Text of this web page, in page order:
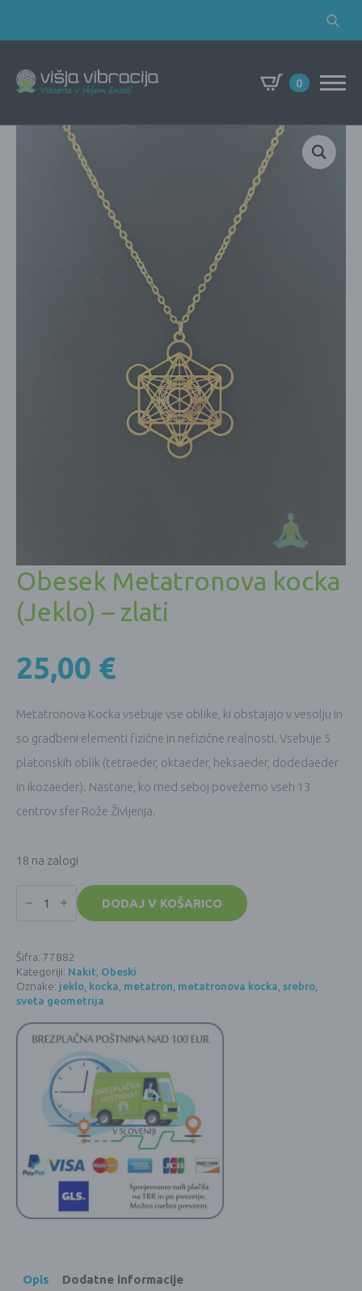
Search
0
Obesek Metatronova kocka
(Jeklo) – zlati
25,00 €
Metatronova Kocka vsebuje vse oblike, ki obstajajo v vesolju in
so gradbeni elementi fizične in nefizične realnosti. Vsebuje 5
platonskih oblik (tetraeder, oktaeder, heksaeder, dodedaeder
in ikozaeder). Nastane, ko med seboj povežemo vseh 13
centrov sfer Rože Življenja.
18 na zalogi
Metatronova
zlati
količina
DODAJ V KOŠARICO
Šifra: 77882
Kategoriji: Nakit Obeski
Oznake: jeklo kocka metatron metatronova kocka srebro
sveta geometrija
Opis Dodatne informacije